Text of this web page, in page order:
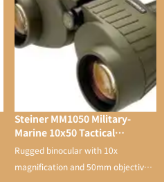
Steiner MM1050 Military-
Marine 10x50 Tactical
Binocular
Rugged binocular with 10x
magnification and 50mm objective